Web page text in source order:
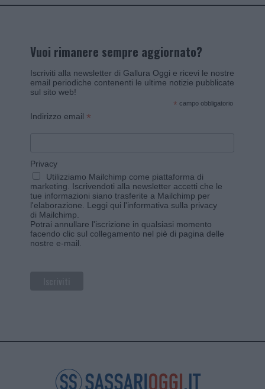
Vuoi rimanere sempre aggiornato?
Iscriviti alla newsletter di Gallura Oggi e ricevi le nostre
email periodiche contenenti le ultime notizie pubblicate
sul sito web!
* campo obbligatorio
Indirizzo email *
Privacy
Utilizziamo Mailchimp come piattaforma di
marketing. Iscrivendoti alla newsletter accetti che le
tue informazioni siano trasferite a Mailchimp per
l'elaborazione. Leggi qui l'informativa sulla privacy
di Mailchimp
Potrai annullare l'iscrizione in qualsiasi momento
facendo clic sul collegamento nel piè di pagina delle
nostre e-mail.